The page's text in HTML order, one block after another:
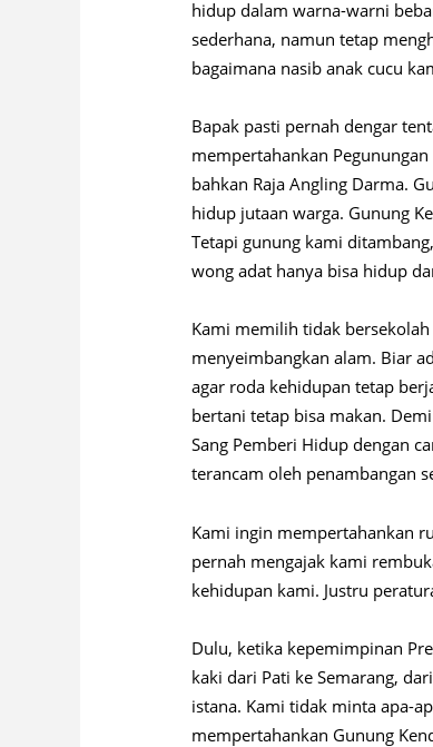
hidup dalam warna-warni
sederhana, namun tetap
bagaimana nasib anak cucu
Bapak pasti pernah dengar
mempertahankan
bahkan Raja Angling Darma.
hidup jutaan warga. Gunung
Tetapi gunung kami
wong adat hanya bisa hidup
Kami memilih tidak
menyeimbangkan alam. Biar
agar roda kehidupan tetap
bertani tetap bisa makan.
Sang Pemberi Hidup dengan
terancam oleh penambangan
Kami ingin mempertahankan
pernah mengajak kami
kehidupan kami. Justru
Dulu, ketika kepemimpinan
kaki dari Pati ke Semarang,
istana. Kami tidak minta apa-
mempertahankan Gunung